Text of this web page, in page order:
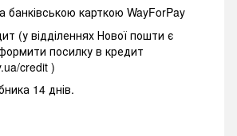
банківською карткою WayForPay
(у відділеннях Нової пошти є
посилку в кредит
credit )
14 днів.